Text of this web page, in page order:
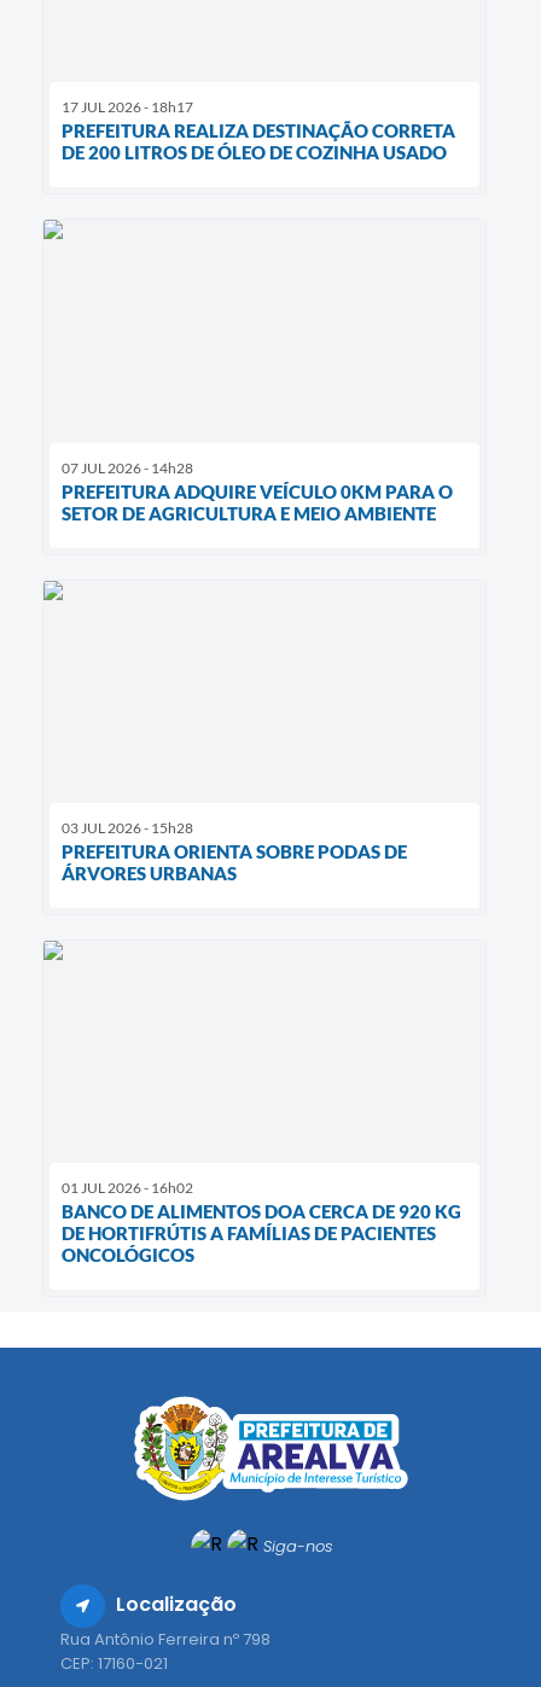
17 JUL 2026 - 18h17
PREFEITURA REALIZA DESTINAÇÃO CORRETA
DE 200 LITROS DE ÓLEO DE COZINHA USADO
07 JUL 2026 - 14h28
PREFEITURA ADQUIRE VEÍCULO 0KM PARA O
SETOR DE AGRICULTURA E MEIO AMBIENTE
03 JUL 2026 - 15h28
PREFEITURA ORIENTA SOBRE PODAS DE
ÁRVORES URBANAS
01 JUL 2026 - 16h02
BANCO DE ALIMENTOS DOA CERCA DE 920 KG
DE HORTIFRÚTIS A FAMÍLIAS DE PACIENTES
ONCOLÓGICOS
Siga-nos
Localização
Rua Antônio Ferreira nº 798
CEP: 17160-021